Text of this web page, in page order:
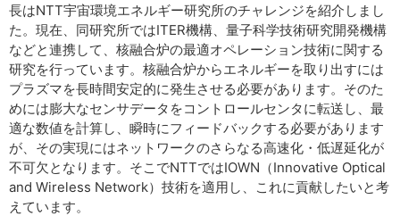
長はNTT宇宙環境エネルギー研究所のチャレンジを紹介しまし
た。現在、同研究所ではITER機構、量子科学技術研究開発機構
などと連携して、核融合炉の最適オペレーション技術に関する
研究を行っています。核融合炉からエネルギーを取り出すには
プラズマを長時間安定的に発生させる必要があります。そのた
めには膨大なセンサデータをコントロールセンタに転送し、最
適な数値を計算し、瞬時にフィードバックする必要があります
が、その実現にはネットワークのさらなる高速化・低遅延化が
不可欠となります。そこでNTTではIOWN（Innovative Optical
and Wireless Network）技術を適用し、これに貢献したいと考
えています。